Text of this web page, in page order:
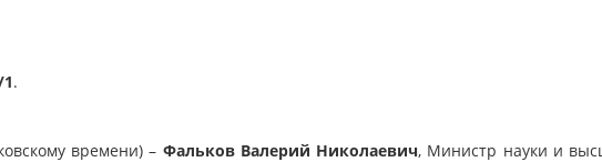
.
времени) – Фальков Валерий Николаевич, Министр науки и